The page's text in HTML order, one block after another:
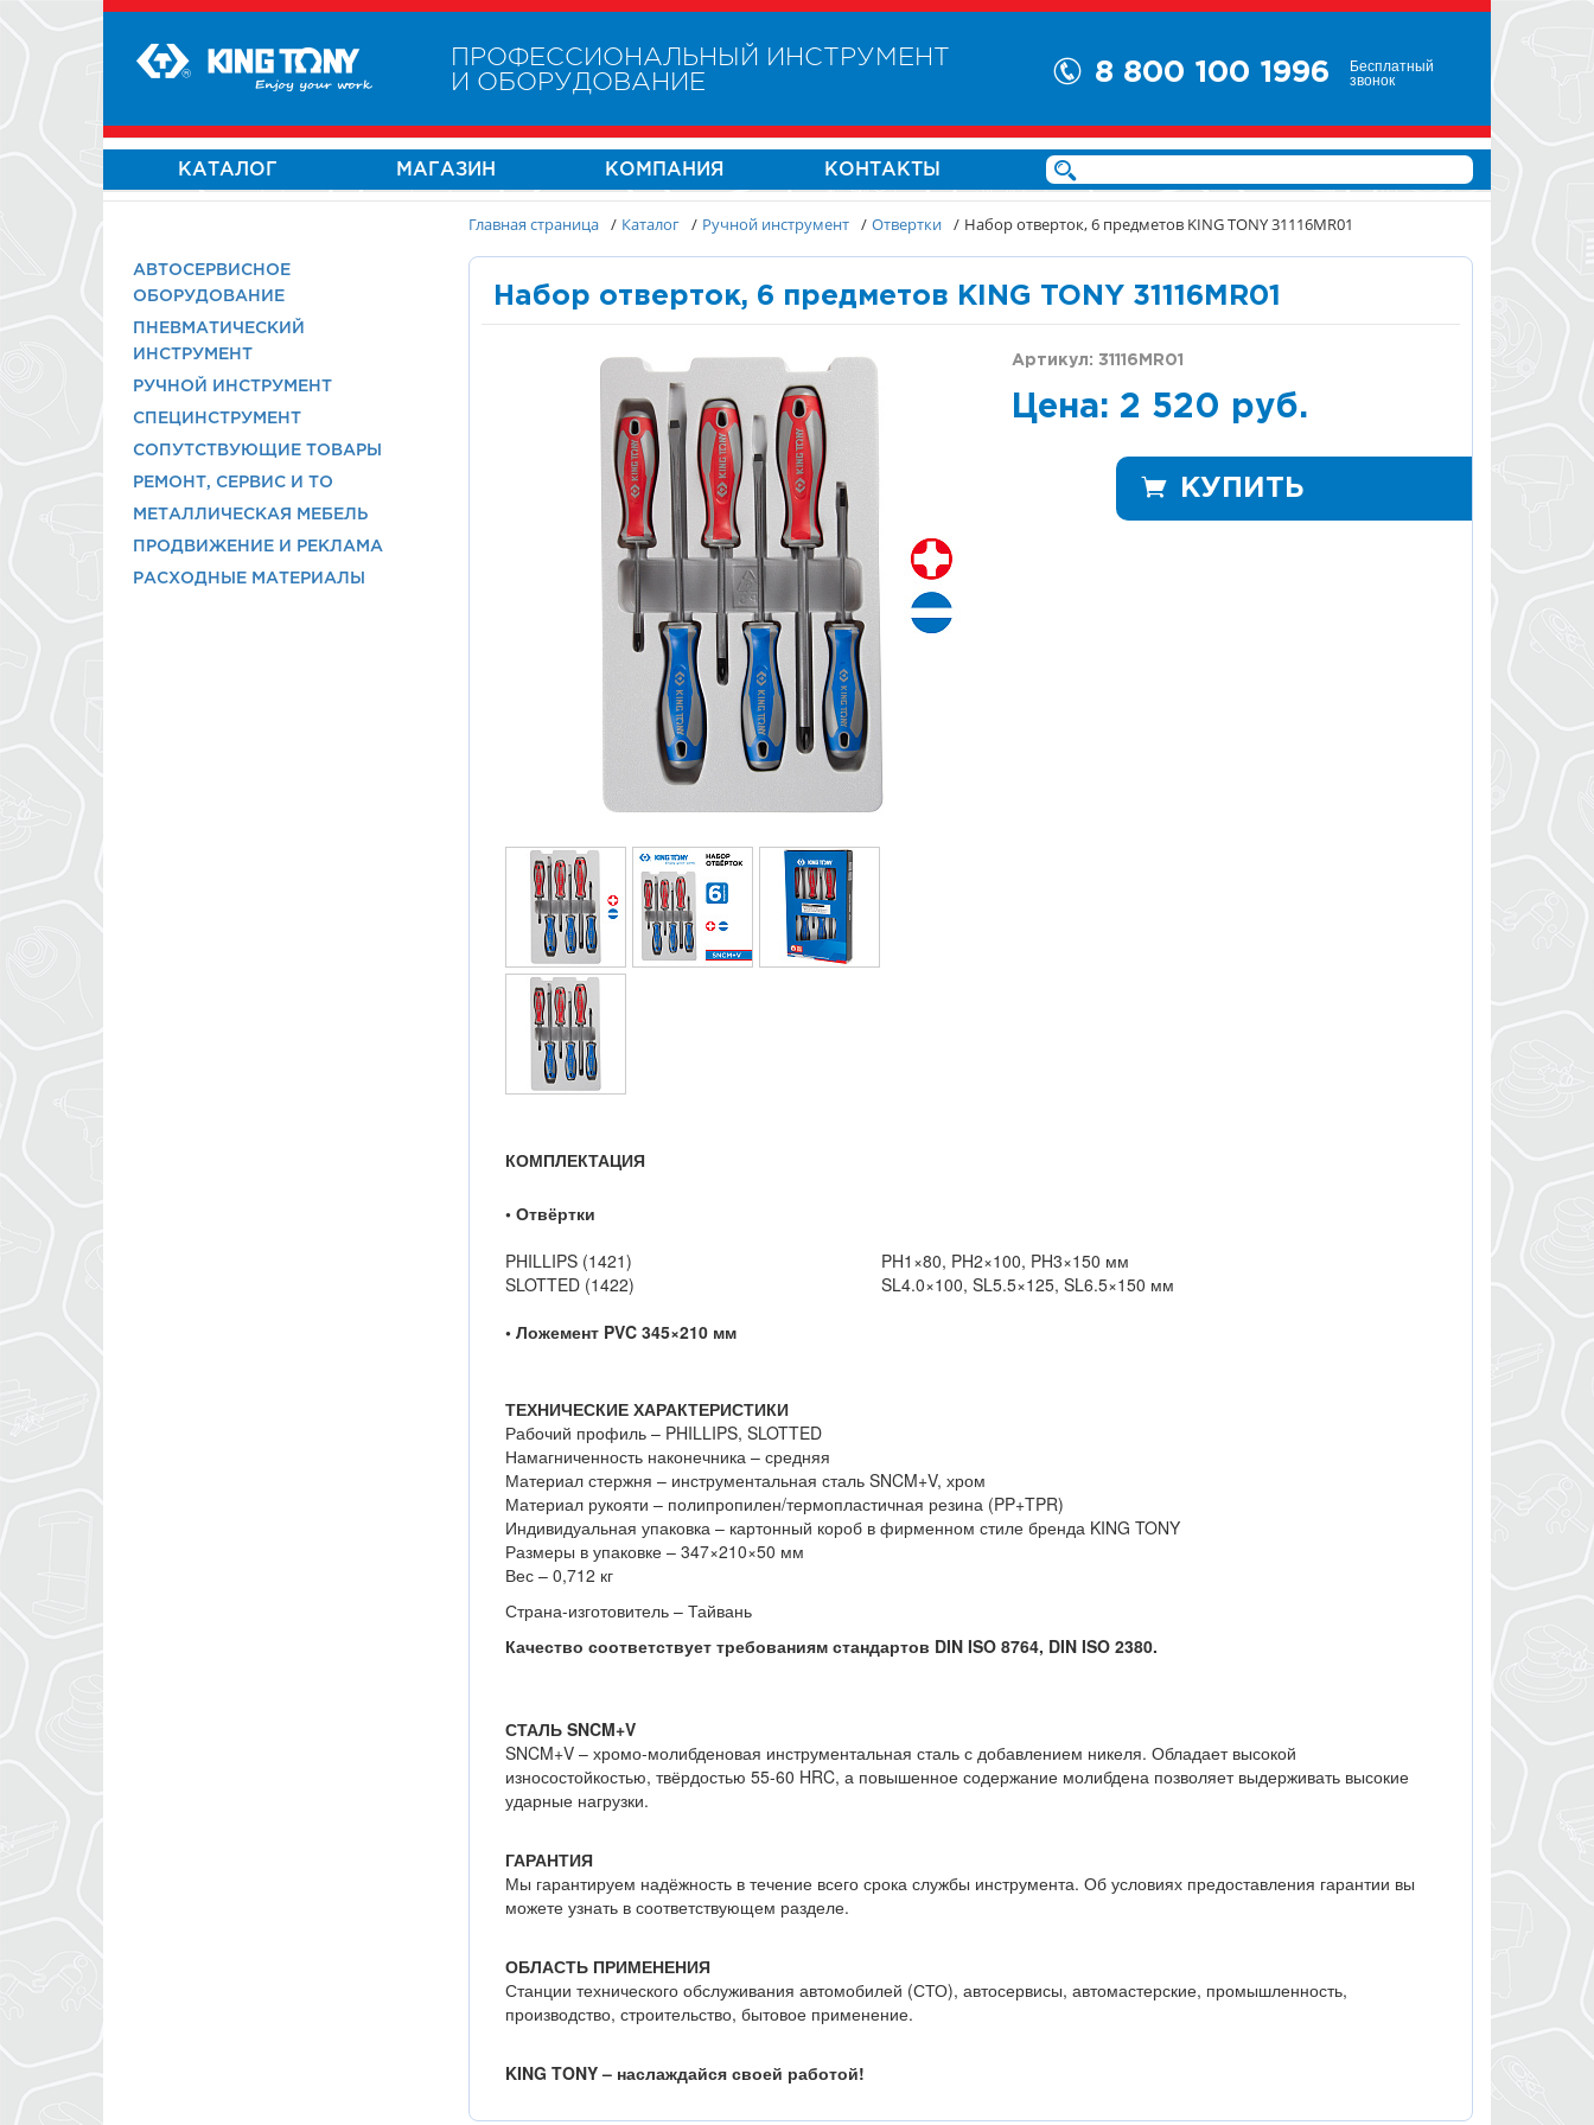
ПРОФЕССИОНАЛЬНЫЙ ИНСТРУМЕНТ
И ОБОРУДОВАНИЕ
8 800 100 1996 Бесплатный
звонок
КАТАЛОГ МАГАЗИН КОМПАНИЯ КОНТАКТЫ
Главная страница / Каталог / Ручной инструмент / Отвертки / Набор отверток, 6 предметов KING TONY 31116MR01
АВТОСЕРВИСНОЕ
ОБОРУДОВАНИЕ
ПНЕВМАТИЧЕСКИЙ
ИНСТРУМЕНТ
РУЧНОЙ ИНСТРУМЕНТ
СПЕЦИНСТРУМЕНТ
СОПУТСТВУЮЩИЕ ТОВАРЫ
РЕМОНТ, СЕРВИС И ТО
МЕТАЛЛИЧЕСКАЯ МЕБЕЛЬ
ПРОДВИЖЕНИЕ И РЕКЛАМА
РАСХОДНЫЕ МАТЕРИАЛЫ
Набор отверток, 6 предметов KING TONY 31116MR01
Артикул: 31116MR01
Цена: 2 520 руб.
КУПИТЬ
КОМПЛЕКТАЦИЯ
• Отвёртки
PHILLIPS (1421)
PH1×80, PH2×100, PH3×150 мм
SLOTTED (1422)
SL4.0×100, SL5.5×125, SL6.5×150 мм
• Ложемент PVC 345×210 мм
ТЕХНИЧЕСКИЕ ХАРАКТЕРИСТИКИ
Рабочий профиль – PHILLIPS, SLOTTED
Намагниченность наконечника – средняя
Материал стержня – инструментальная сталь SNCM+V, хром
Материал рукояти – полипропилен/термопластичная резина (PP+TPR)
Индивидуальная упаковка – картонный короб в фирменном стиле бренда KING TONY
Размеры в упаковке – 347×210×50 мм
Вес – 0,712 кг
Страна-изготовитель – Тайвань
Качество соответствует требованиям стандартов DIN ISO 8764, DIN ISO 2380.
СТАЛЬ SNCM+V
SNCM+V – хромо-молибденовая инструментальная сталь с добавлением никеля. Обладает высокой
износостойкостью, твёрдостью 55-60 HRC, а повышенное содержание молибдена позволяет выдерживать высокие
ударные нагрузки.
ГАРАНТИЯ
Мы гарантируем надёжность в течение всего срока службы инструмента. Об условиях предоставления гарантии вы
можете узнать в соответствующем разделе.
ОБЛАСТЬ ПРИМЕНЕНИЯ
Станции технического обслуживания автомобилей (СТО), автосервисы, автомастерские, промышленность,
производство, строительство, бытовое применение.
KING TONY – наслаждайся своей работой!